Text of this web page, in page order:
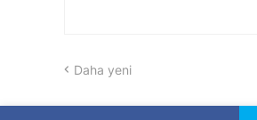
Daha yeni